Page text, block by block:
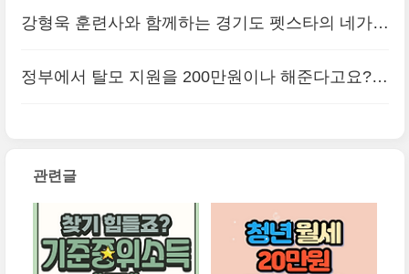
강형욱 훈련사와 함께하는 경기도 펫스타의 네가지
정부에서 탈모 지원을 200만원이나 해준다고요?
관련글